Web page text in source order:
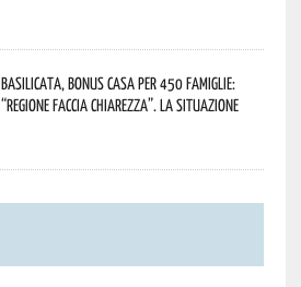
Basilicata, Bonus casa per 450 famiglie:
“Regione faccia chiarezza”. La situazione